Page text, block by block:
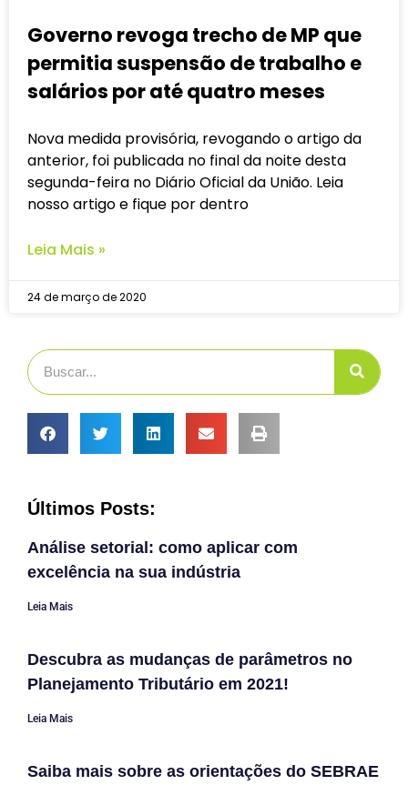
Governo revoga trecho de MP que
permitia suspensão de trabalho e
salários por até quatro meses
Nova medida provisória, revogando o artigo da
anterior, foi publicada no final da noite desta
segunda-feira no Diário Oficial da União. Leia
nosso artigo e fique por dentro
Leia Mais »
24 de março de 2020
Últimos Posts:
Análise setorial: como aplicar com
excelência na sua indústria
Leia Mais
Descubra as mudanças de parâmetros no
Planejamento Tributário em 2021!
Leia Mais
Saiba mais sobre as orientações do SEBRAE